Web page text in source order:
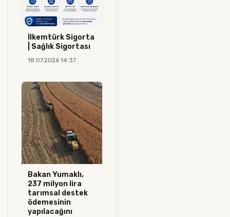
İlkemtürk Sigorta
| Sağlık Sigortası
18.07.2026 14:37
Bakan Yumaklı,
237 milyon lira
tarımsal destek
ödemesinin
yapılacağını